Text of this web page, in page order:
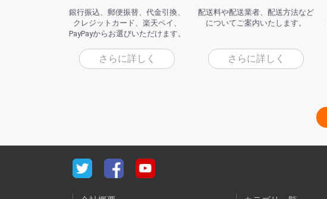
銀行振込、郵便振替、代金引換、
クレジットカード、楽天ペイ、
PayPayからお選びいただけます。
さらに詳しく
配送料や配送業者、配送方法など
についてご案内いたします。
さらに詳しく